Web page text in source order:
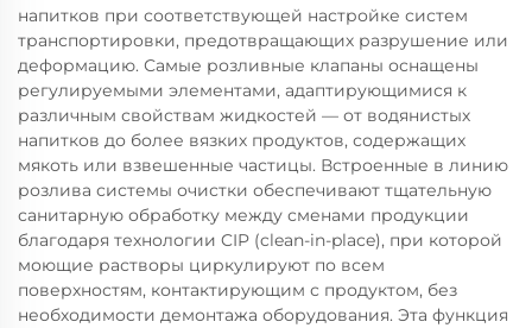
напитков при соответствующей настройке систем
транспортировки, предотвращающих разрушение или
деформацию. Самые розливные клапаны оснащены
регулируемыми элементами, адаптирующимися к
различным свойствам жидкостей — от водянистых
напитков до более вязких продуктов, содержащих
мякоть или взвешенные частицы. Встроенные в линию
розлива системы очистки обеспечивают тщательную
санитарную обработку между сменами продукции
благодаря технологии CIP (clean-in-place), при которой
моющие растворы циркулируют по всем
поверхностям, контактирующим с продуктом, без
необходимости демонтажа оборудования. Эта функция